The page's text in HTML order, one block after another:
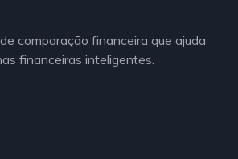
comparação financeira que ajuda
financeiras inteligentes.